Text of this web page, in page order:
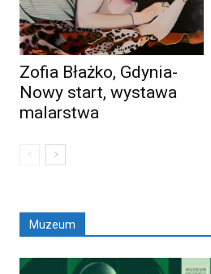
Zofia Błażko, Gdynia-
Nowy start, wystawa
malarstwa
Muzeum